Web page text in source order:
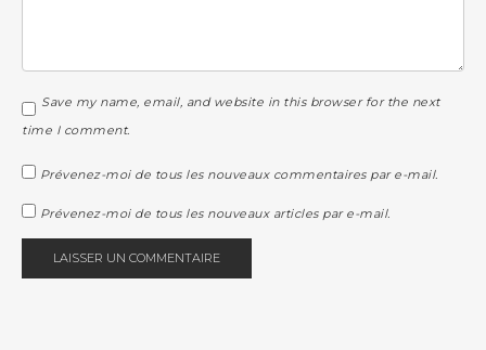
Save my name, email, and website in this browser for the next
time I comment.
Prévenez-moi de tous les nouveaux commentaires par e-mail.
Prévenez-moi de tous les nouveaux articles par e-mail.